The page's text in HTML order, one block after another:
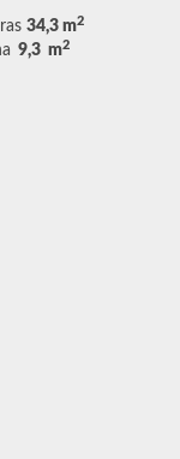
34,3 m2
9,3 m2